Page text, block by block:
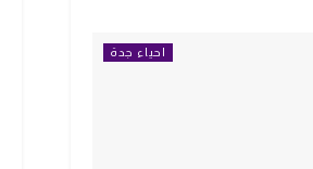
احياء جدة